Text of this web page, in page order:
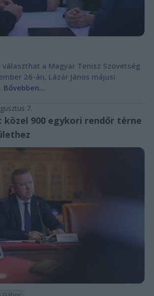
a Magyar Tenisz Szövetség
26-án, Lázár János májusi
Bővebben...
7.
közel 900 egykori rendőr térne